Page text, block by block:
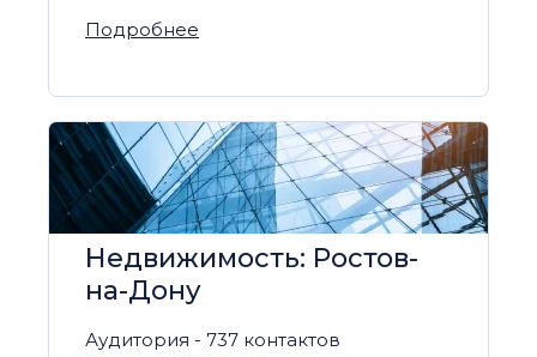
Подробнее
Недвижимость: Ростов-
на-Дону
Аудитория - 737 контактов